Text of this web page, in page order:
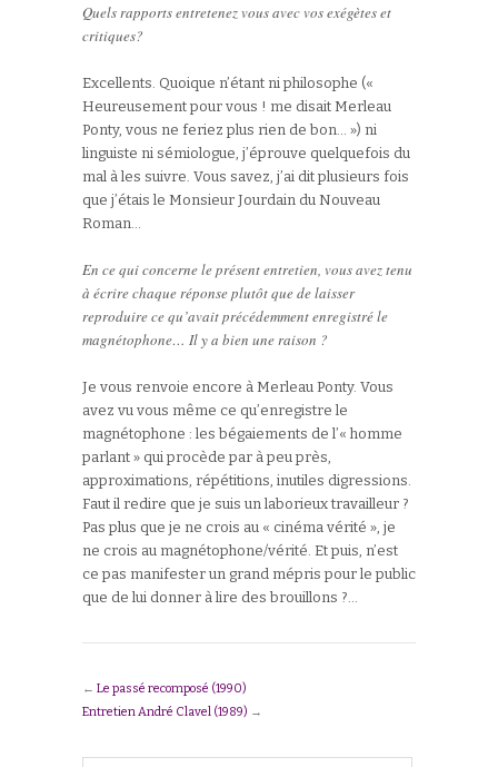
Quels rapports entretenez vous avec vos exégètes et
critiques?
Excellents. Quoique n’étant ni philosophe («
Heureusement pour vous ! me disait Merleau
Ponty, vous ne feriez plus rien de bon… ») ni
linguiste ni sémiologue, j’éprouve quelquefois du
mal à les suivre. Vous savez, j’ai dit plusieurs fois
que j’étais le Monsieur Jourdain du Nouveau
Roman…
En ce qui concerne le présent entretien, vous avez tenu
à écrire chaque réponse plutôt que de laisser
reproduire ce qu’avait précédemment enregistré le
magnétophone… Il y a bien une raison ?
Je vous renvoie encore à Merleau Ponty. Vous
avez vu vous même ce qu’enregistre le
magnétophone : les bégaiements de l’« homme
parlant » qui procède par à peu près,
approximations, répétitions, inutiles digressions.
Faut il redire que je suis un laborieux travailleur ?
Pas plus que je ne crois au « cinéma vérité », je
ne crois au magnétophone/vérité. Et puis, n’est
ce pas manifester un grand mépris pour le public
que de lui donner à lire des brouillons ?…
← Le passé recomposé (1990)
Entretien André Clavel (1989) →